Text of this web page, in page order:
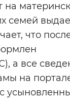
на
семей
что
а все
на